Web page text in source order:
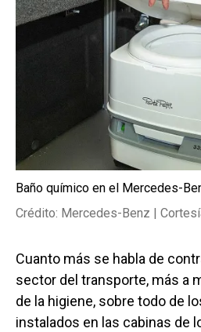
Baño químico en el Mercedes-
Crédito: Mercedes-Benz |
Cuanto más se habla de
sector del transporte, más a
de la higiene, sobre todo de
instalados en las cabinas de